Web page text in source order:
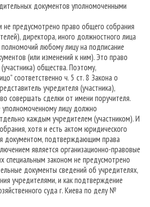
документов уполномоченными
не предусмотрено право общего собрания
директора, иного должностного лица
любому лицу на подписание
(или изменений к ним). Это право
общества. Поэтому,
соответственно ч. 5 ст. 8 Закона о
учредителя (участника),
совершать сделки от имени поручителя.
лицу должно
каждым учредителем (участником). И
хотя и есть актом юридического
документом, подтверждающим права
является организационно-правовые
специальным законом не предусмотрено
документы сведений об учредителях,
учредителями, и как подтверждение
суда г. Киева по делу №